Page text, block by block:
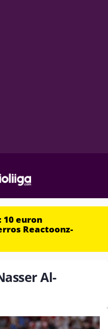
euron
Reactoonz-
Al-